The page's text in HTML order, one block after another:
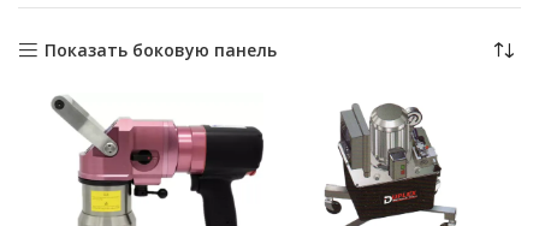
Показать боковую панель